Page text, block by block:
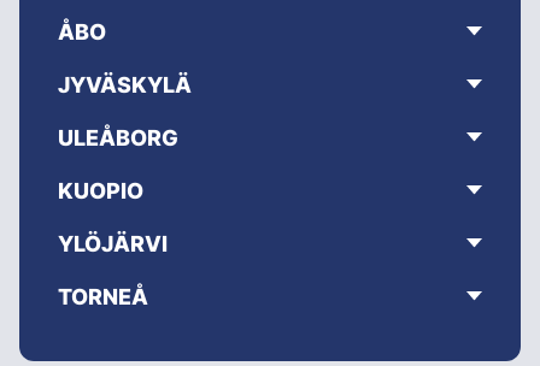
ÅBO
JYVÄSKYLÄ
ULEÅBORG
KUOPIO
YLÖJÄRVI
TORNEÅ